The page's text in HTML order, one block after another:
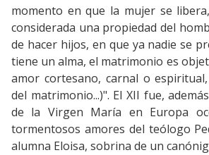
momento en que la mujer se
considerada una propiedad del
de hacer hijos, en que ya nadie se
tiene un alma, el matrimonio es
amor cortesano, carnal o
del matrimonio...)". El XII fue,
de la Virgen María en Europa
tormentosos amores del teólogo
alumna Eloisa, sobrina de un